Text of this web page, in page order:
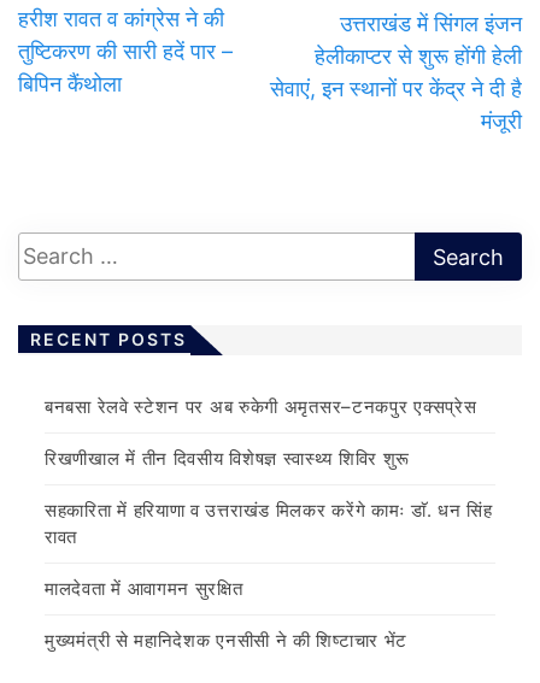
हरीश रावत व कांग्रेस ने की
तुष्टिकरण की सारी हदें पार –
बिपिन कैंथोला
उत्तराखंड में सिंगल इंजन
हेलीकाप्टर से शुरू होंगी हेली
सेवाएं, इन स्थानों पर केंद्र ने दी है
मंजूरी
RECENT POSTS
बनबसा रेलवे स्टेशन पर अब रुकेगी अमृतसर–टनकपुर एक्सप्रेस
रिखणीखाल में तीन दिवसीय विशेषज्ञ स्वास्थ्य शिविर शुरू
सहकारिता में हरियाणा व उत्तराखंड मिलकर करेंगे कामः डाॅ. धन सिंह
रावत
मालदेवता में आवागमन सुरक्षित
मुख्यमंत्री से महानिदेशक एनसीसी ने की शिष्टाचार भेंट